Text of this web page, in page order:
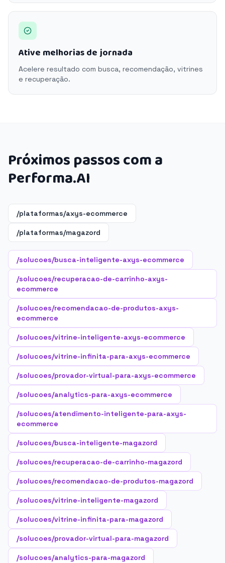
Ative melhorias de jornada
Acelere resultado com busca, recomendação, vitrines
e recuperação.
Próximos passos com a
Performa.AI
/plataformas/axys-ecommerce
/plataformas/magazord
/solucoes/busca-inteligente-axys-ecommerce
/solucoes/recuperacao-de-carrinho-axys-
ecommerce
/solucoes/recomendacao-de-produtos-axys-
ecommerce
/solucoes/vitrine-inteligente-axys-ecommerce
/solucoes/vitrine-infinita-para-axys-ecommerce
/solucoes/provador-virtual-para-axys-ecommerce
/solucoes/analytics-para-axys-ecommerce
/solucoes/atendimento-inteligente-para-axys-
ecommerce
/solucoes/busca-inteligente-magazord
/solucoes/recuperacao-de-carrinho-magazord
/solucoes/recomendacao-de-produtos-magazord
/solucoes/vitrine-inteligente-magazord
/solucoes/vitrine-infinita-para-magazord
/solucoes/provador-virtual-para-magazord
/solucoes/analytics-para-magazord